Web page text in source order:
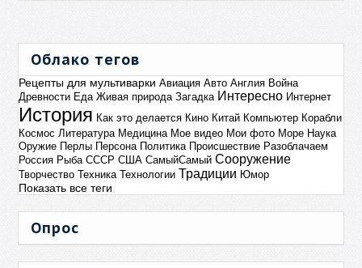
Облако тегов
Рецепты для мультиварки Авиация Авто Англия Война
Древности Еда Живая природа Загадка Интересно Интернет
История Как это делается Кино Китай Компьютер Корабли
Космос Литература Медицина Мое видео Мои фото Море Наука
Оружие Перлы Персона Политика Происшествие Разоблачаем
Россия Рыба СССР США СамыйСамый Сооружение
Творчество Техника Технологии Традиции Юмор
Показать все теги
Опрос